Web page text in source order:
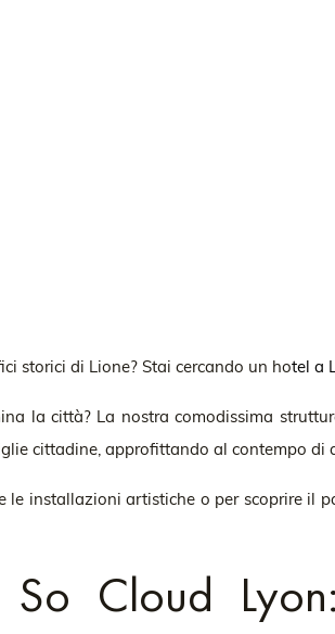
storici di Lione? Stai cercando un hotel a
la città? La nostra comodissima
cittadine, approfittando al contempo di
installazioni artistiche o per scoprire il
So Cloud